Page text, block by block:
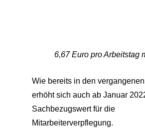
6,67 Euro pro Arbeitstag
Wie bereits in den
erhöht sich auch ab Januar
Sachbezugswert für die
Mitarbeiterverpflegung.